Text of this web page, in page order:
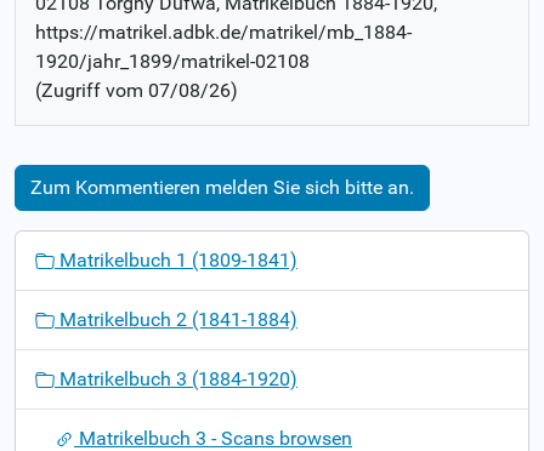
https://matrikel.adbk.de/matrikel/mb_1884-
1920/jahr_1899/matrikel-02108
(Zugriff vom 07/08/26)
Zum Kommentieren melden Sie sich bitte an.
Matrikelbuch 1 (1809-1841)
Matrikelbuch 2 (1841-1884)
Matrikelbuch 3 (1884-1920)
Matrikelbuch 3 - Scans browsen